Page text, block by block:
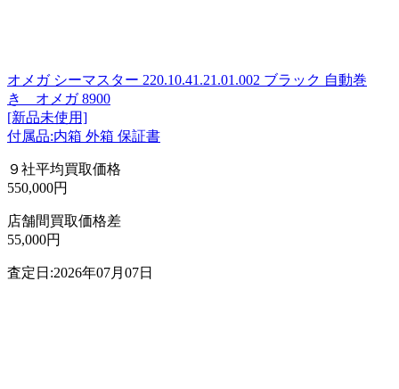
オメガ シーマスター 220.10.41.21.01.002 ブラック 自動巻
き オメガ 8900
[新品未使用]
付属品:内箱 外箱 保証書
９社平均買取価格
550,000円
店舗間買取価格差
55,000円
査定日:2026年07月07日